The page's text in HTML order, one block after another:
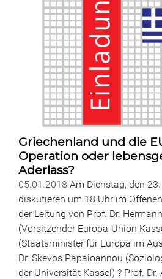
Griechenland und die
Operation oder
Aderlass?
05.01.2018 Am Dienstag, den
diskutieren um 18 Uhr im
der Leitung von Prof. Dr.
(Vorsitzender Europa-Union
(Staatsminister für Europa im
Dr. Skevos Papaioannou
der Universität Kassel) ? Prof.